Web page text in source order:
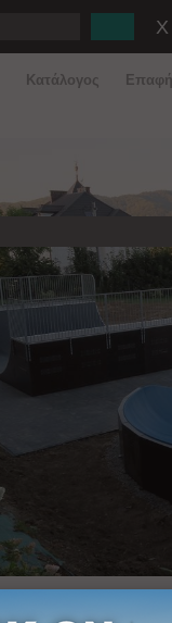
Κατάλογος Eπαφή